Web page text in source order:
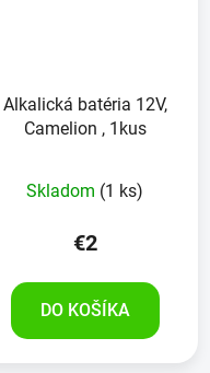
Alkalická batéria 12V,
Camelion , 1kus
Skladom (1 ks)
€2
DO KOŠÍKA